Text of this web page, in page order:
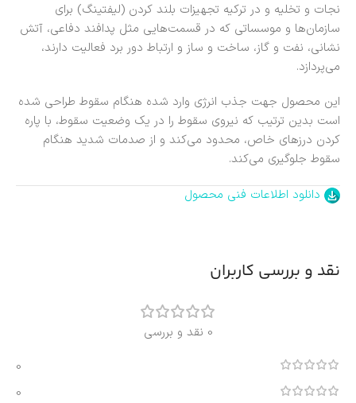
نجات و تخلیه و در ترکیه تجهیزات بلند کردن (لیفتینگ) برای
سازمان‌ها و موسساتی که در قسمت‌هایی مثل پدافند دفاعی، آتش
نشانی، نفت و گاز، ساخت و ساز و ارتباط دور برد فعالیت دارند،
می‌پردازد.
این محصول جهت جذب انرژی وارد شده هنگام سقوط طراحی شده
است بدین ترتیب که نیروی سقوط را در یک وضعیت سقوط، با پاره
کردن درزهای خاص، محدود می‌کند و از صدمات شدید هنگام
سقوط جلوگیری می‌کند.
دانلود اطلاعات فنی محصول
نقد و بررسی کاربران
0 نقد و بررسی
0
0